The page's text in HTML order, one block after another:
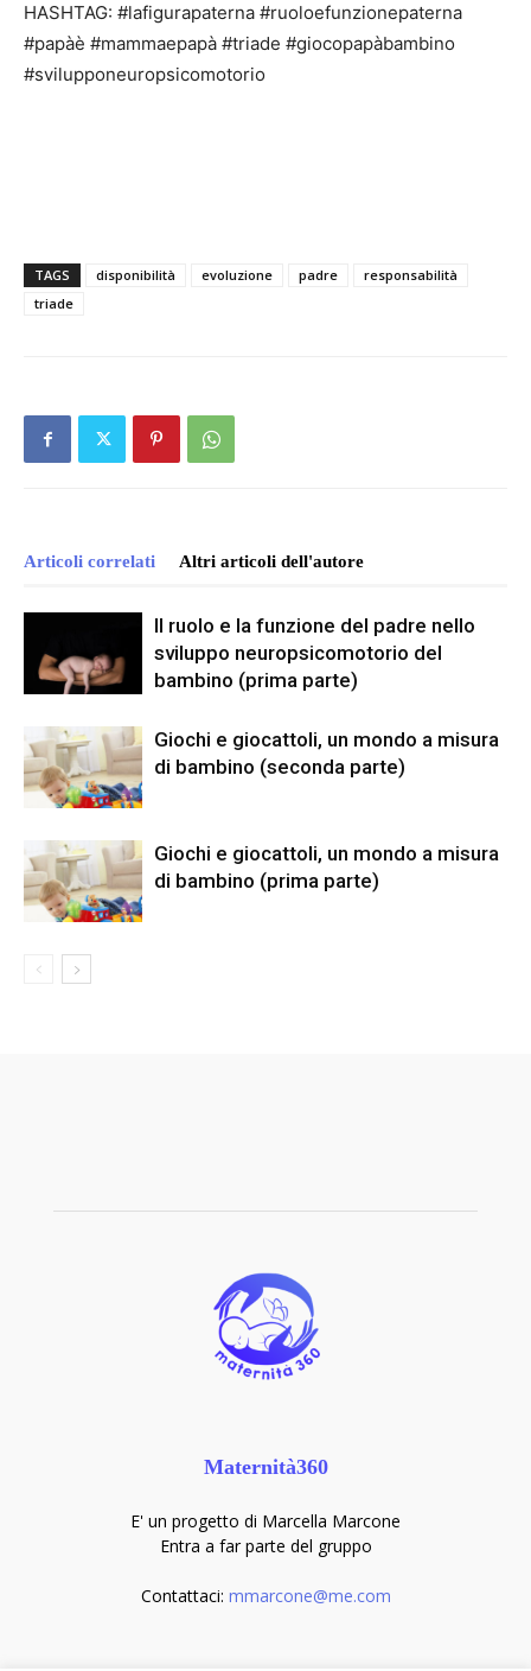
HASHTAG: #lafigurapaterna #ruoloefunzionepaterna
#papàè #mammaepapà #triade #giocopapàbambino
#svilupponeuropsicomotorio
TAGS disponibilità evoluzione padre
responsabilità
triade
Articoli correlati Altri articoli dell'autore
Il ruolo e la funzione del padre nello
sviluppo neuropsicomotorio del
bambino (prima parte)
Giochi e giocattoli, un mondo a misura
di bambino (seconda parte)
Giochi e giocattoli, un mondo a misura
di bambino (prima parte)
Maternità360
E' un progetto di Marcella Marcone
Entra a far parte del gruppo
Contattaci: mmarcone@me.com